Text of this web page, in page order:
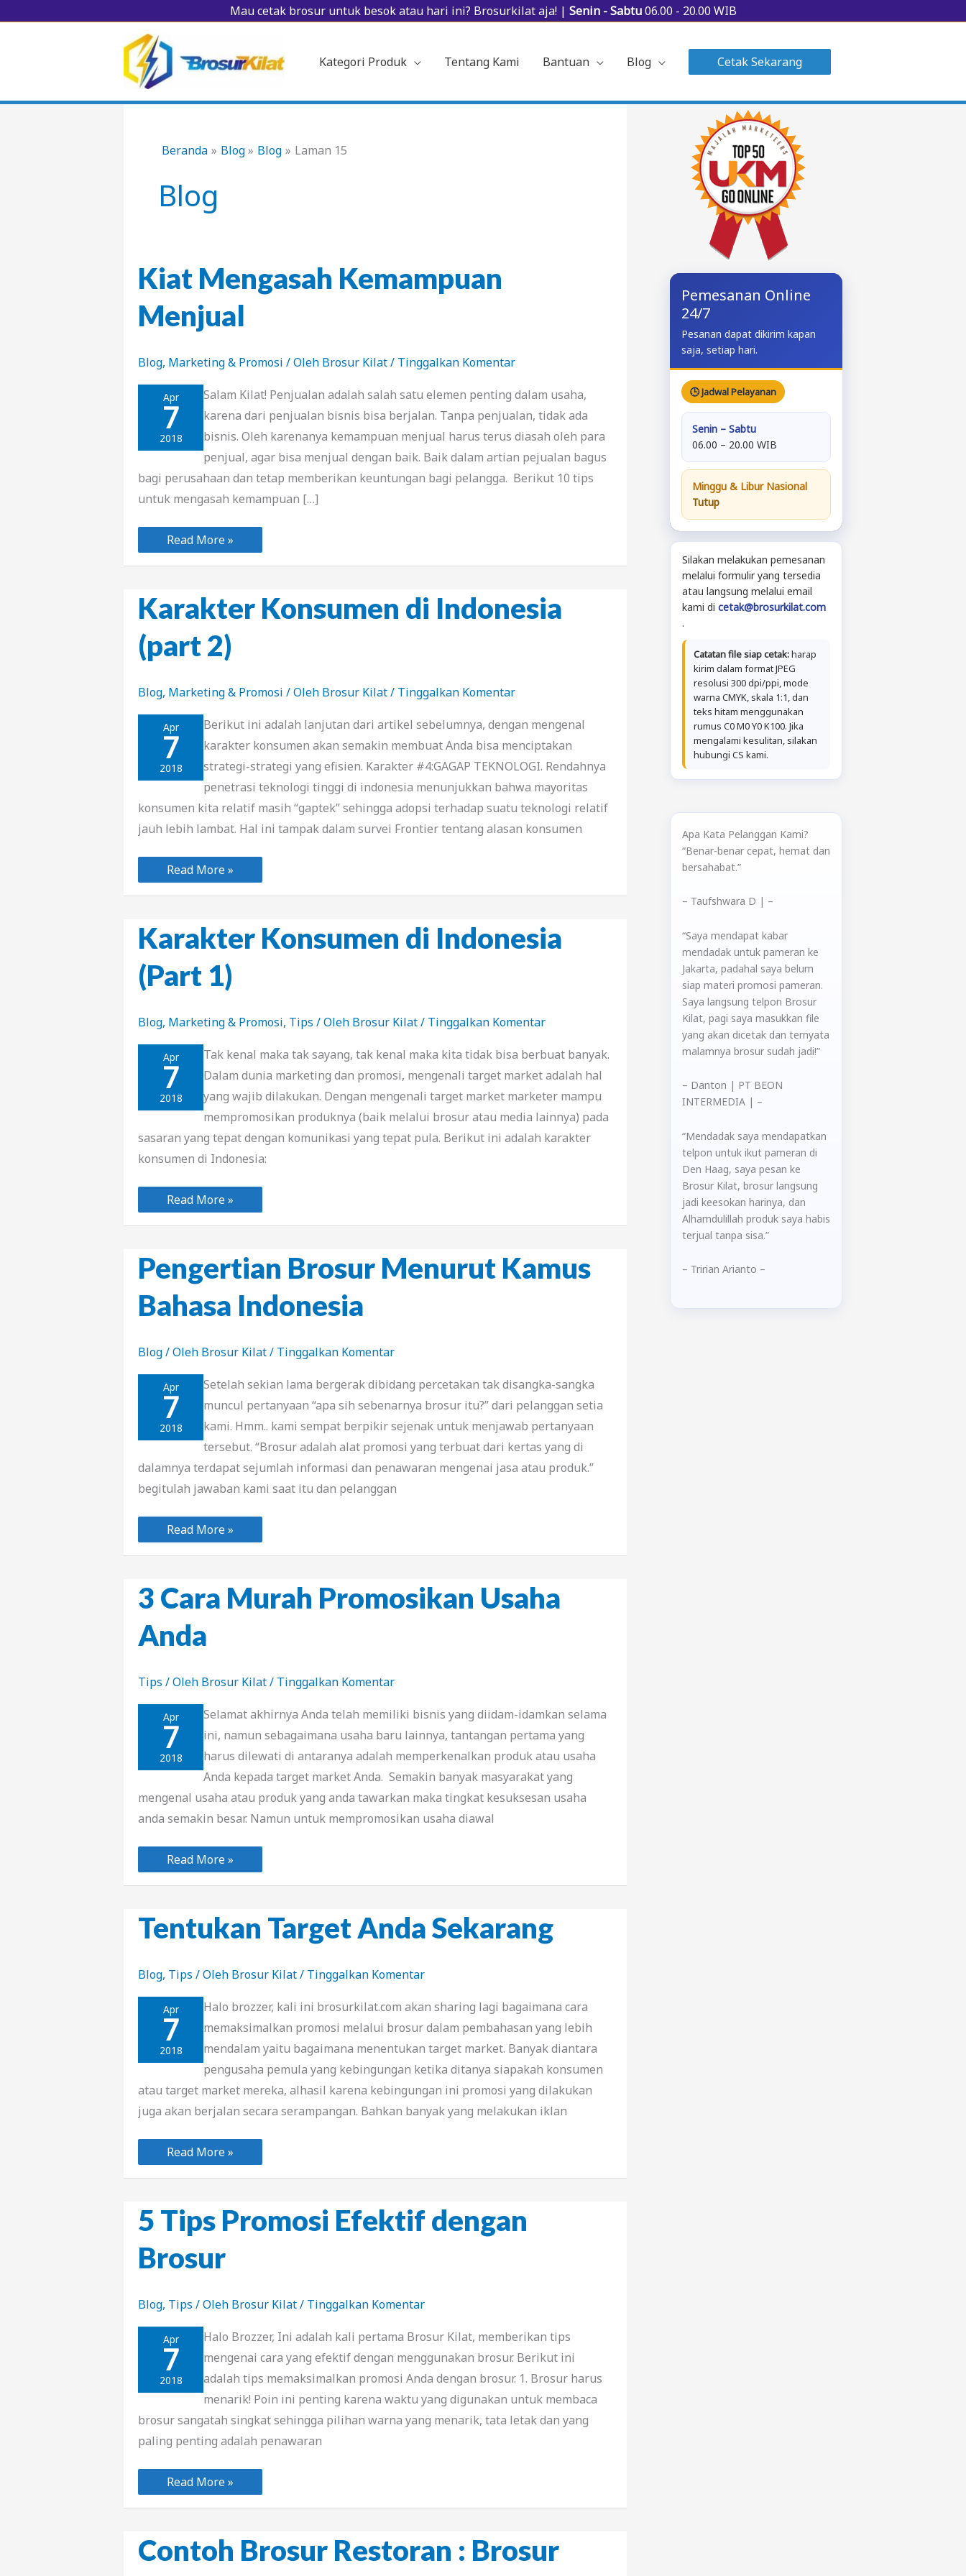
Mau cetak brosur untuk besok atau hari ini? Brosurkilat aja! | Senin - Sabtu06.00 - 20.00 WIB
Kategori Produk Tentang Kami Bantuan Blog Cetak Sekarang
Beranda Blog Blog Laman 15
Blog
Kiat Mengasah Kemampuan
Menjual
Blog, Marketing & Promosi / Oleh Brosur Kilat/ Tinggalkan Komentar
Apr
7
2018
Salam Kilat! Penjualan adalah salah satu elemen penting dalam usaha,
karena dari penjualan bisnis bisa berjalan. Tanpa penjualan, tidak ada
bisnis. Oleh karenanya kemampuan menjual harus terus diasah oleh para
penjual, agar bisa menjual dengan baik. Baik dalam artian pejualan bagus
bagi perusahaan dan tetap memberikan keuntungan bagi pelangga. Berikut 10 tips
untuk mengasah kemampuan […]
Kiat
Mengasah
Kemampuan
Read More »
Karakter Konsumen di Indonesia
(part 2)
Blog, Marketing & Promosi / Oleh Brosur Kilat/ Tinggalkan Komentar
Apr
7
2018
Berikut ini adalah lanjutan dari artikel sebelumnya, dengan mengenal
karakter konsumen akan semakin membuat Anda bisa menciptakan
strategi-strategi yang efisien. Karakter #4:GAGAP TEKNOLOGI. Rendahnya
penetrasi teknologi tinggi di indonesia menunjukkan bahwa mayoritas
konsumen kita relatif masih “gaptek” sehingga adopsi terhadap suatu teknologi relatif
jauh lebih lambat. Hal ini tampak dalam survei Frontier tentang alasan konsumen
Karakter
Konsumen
di
Read More »
Karakter Konsumen di Indonesia
(Part 1)
Blog, Marketing & Promosi, Tips / Oleh Brosur Kilat/ Tinggalkan Komentar
Apr
7
2018
Tak kenal maka tak sayang, tak kenal maka kita tidak bisa berbuat banyak.
Dalam dunia marketing dan promosi, mengenali target market adalah hal
yang wajib dilakukan. Dengan mengenali target market marketer mampu
mempromosikan produknya (baik melalui brosur atau media lainnya) pada
sasaran yang tepat dengan komunikasi yang tepat pula. Berikut ini adalah karakter
konsumen di Indonesia:
Karakter
Konsumen
di
Read More »
Pengertian Brosur Menurut Kamus
Bahasa Indonesia
Blog/ Oleh Brosur Kilat/ Tinggalkan Komentar
Apr
7
2018
Setelah sekian lama bergerak dibidang percetakan tak disangka-sangka
muncul pertanyaan “apa sih sebenarnya brosur itu?” dari pelanggan setia
kami. Hmm.. kami sempat berpikir sejenak untuk menjawab pertanyaan
tersebut. “Brosur adalah alat promosi yang terbuat dari kertas yang di
dalamnya terdapat sejumlah informasi dan penawaran mengenai jasa atau produk.”
begitulah jawaban kami saat itu dan pelanggan
Pengertian
Brosur
Menurut
Indonesia
Read More »
3 Cara Murah Promosikan Usaha
Anda
Tips / Oleh Brosur Kilat/ Tinggalkan Komentar
Apr
7
2018
Selamat akhirnya Anda telah memiliki bisnis yang diidam-idamkan selama
ini, namun sebagaimana usaha baru lainnya, tantangan pertama yang
harus dilewati di antaranya adalah memperkenalkan produk atau usaha
Anda kepada target market Anda. Semakin banyak masyarakat yang
mengenal usaha atau produk yang anda tawarkan maka tingkat kesuksesan usaha
anda semakin besar. Namun untuk mempromosikan usaha diawal
3
Cara
Murah
Anda
Read More »
Tentukan Target Anda Sekarang
Blog, Tips / Oleh Brosur Kilat/ Tinggalkan Komentar
Apr
7
2018
Halo brozzer, kali ini brosurkilat.com akan sharing lagi bagaimana cara
memaksimalkan promosi melalui brosur dalam pembahasan yang lebih
mendalam yaitu bagaimana menentukan target market. Banyak diantara
pengusaha pemula yang kebingungan ketika ditanya siapakah konsumen
atau target market mereka, alhasil karena kebingungan ini promosi yang dilakukan
juga akan berjalan secara serampangan. Bahkan banyak yang melakukan iklan
Tentukan
Target
Anda
Read More »
5 Tips Promosi Efektif dengan
Brosur
Blog, Tips / Oleh Brosur Kilat/ Tinggalkan Komentar
Apr
7
2018
Halo Brozzer, Ini adalah kali pertama Brosur Kilat, memberikan tips
mengenai cara yang efektif dengan menggunakan brosur. Berikut ini
adalah tips memaksimalkan promosi Anda dengan brosur. 1. Brosur harus
menarik! Poin ini penting karena waktu yang digunakan untuk membaca
brosur sangatah singkat sehingga pilihan warna yang menarik, tata letak dan yang
paling penting adalah penawaran
5
Tips
Promosi
Brosur
Read More »
Contoh Brosur Restoran : Brosur
Pemesanan Online
24/7
Pesanan dapat dikirim kapan
saja, setiap hari.
🕒 Jadwal Pelayanan
Senin – Sabtu
06.00 – 20.00 WIB
Minggu & Libur Nasional
Tutup
Silakan melakukan pemesanan
melalui formulir yang tersedia
atau langsung melalui email
kami di cetak@brosurkilat.com
.
Catatan file siap cetak:harap
kirim dalam format JPEG
resolusi 300 dpi/ppi, mode
warna CMYK, skala 1:1, dan
teks hitam menggunakan
rumus C0 M0 Y0 K100. Jika
mengalami kesulitan, silakan
hubungi CS kami.
Apa Kata Pelanggan Kami?
“Benar-benar cepat, hemat dan
bersahabat.”
– Taufshwara D | –
“Saya mendapat kabar
mendadak untuk pameran ke
Jakarta, padahal saya belum
siap materi promosi pameran.
Saya langsung telpon Brosur
Kilat, pagi saya masukkan file
yang akan dicetak dan ternyata
malamnya brosur sudah jadi!”
– Danton | PT BEON
INTERMEDIA | –
“Mendadak saya mendapatkan
telpon untuk ikut pameran di
Den Haag, saya pesan ke
Brosur Kilat, brosur langsung
jadi keesokan harinya, dan
Alhamdulillah produk saya habis
terjual tanpa sisa.”
– Tririan Arianto –